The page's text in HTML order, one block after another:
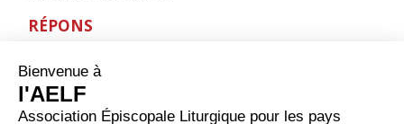
RÉPONS
il enseigne aux humbles son chemin.
ORAISON